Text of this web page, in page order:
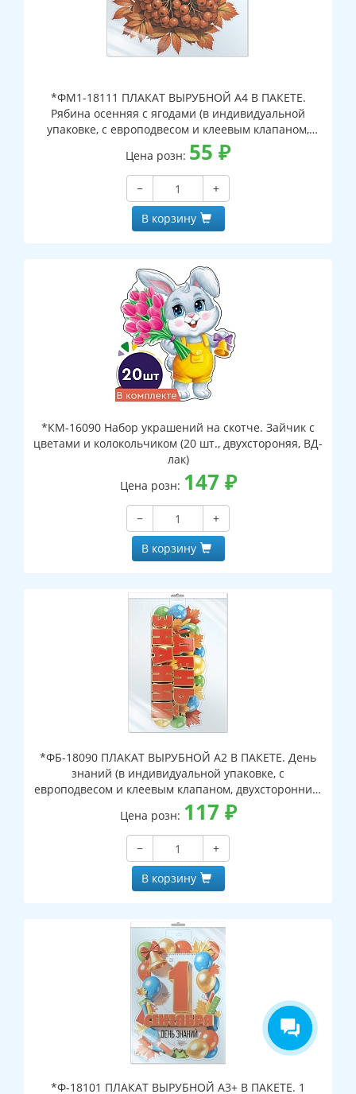
*ФМ1-18111 ПЛАКАТ ВЫРУБНОЙ А4 В ПАКЕТЕ.
Рябина осенняя с ягодами (в индивидуальной
упаковке, с европодвесом и клеевым клапаном,
двухсторонний, ВД-лак)
Цена розн: 55 ₽
−
+
В корзину
*КМ-16090 Набор украшений на скотче. Зайчик с
цветами и колокольчиком (20 шт., двухстороняя, ВД-
лак)
Цена розн: 147 ₽
−
+
В корзину
*ФБ-18090 ПЛАКАТ ВЫРУБНОЙ А2 В ПАКЕТЕ. День
знаний (в индивидуальной упаковке, с
европодвесом и клеевым клапаном, двухсторонний,
ВД-лак)
Цена розн: 117 ₽
−
+
В корзину
*Ф-18101 ПЛАКАТ ВЫРУБНОЙ А3+ В ПАКЕТЕ. 1